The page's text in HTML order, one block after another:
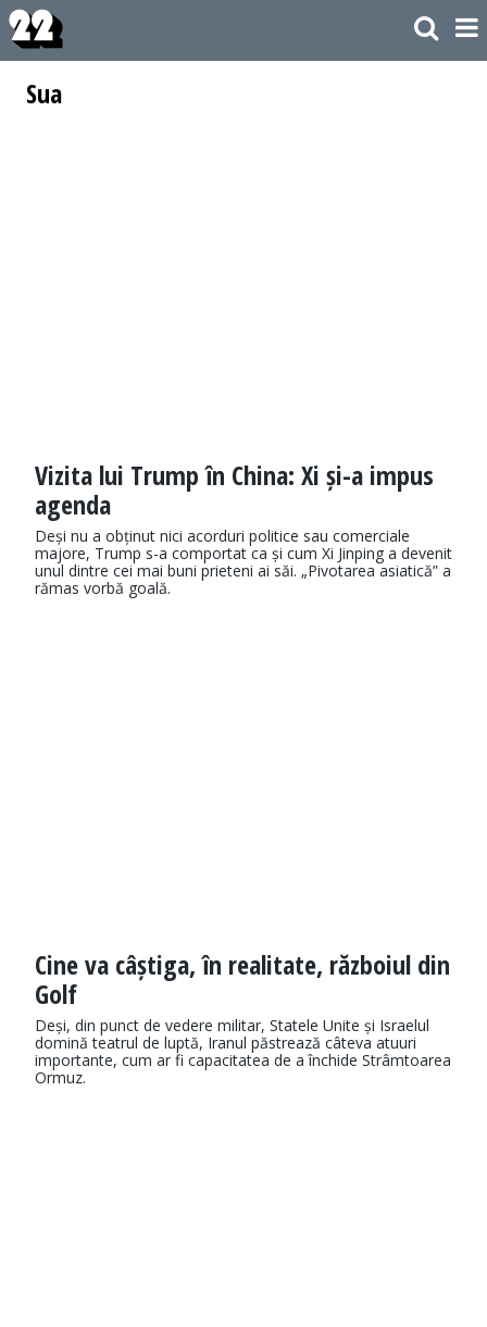
Sua
Vizita lui Trump în China: Xi și-a impus
agenda
Deși nu a obținut nici acorduri politice sau comerciale
majore, Trump s-a comportat ca și cum Xi Jinping a devenit
unul dintre cei mai buni prieteni ai săi. „Pivotarea asiatică” a
rămas vorbă goală.
Cine va câștiga, în realitate, războiul din
Golf
Deși, din punct de vedere militar, Statele Unite și Israelul
domină teatrul de luptă, Iranul păstrează câteva atuuri
importante, cum ar fi capacitatea de a închide Strâmtoarea
Ormuz.